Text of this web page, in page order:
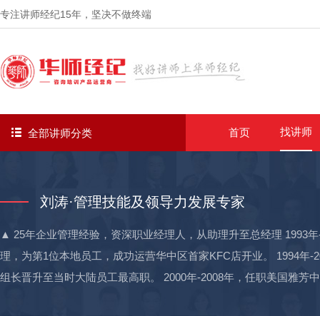
专注讲师经纪15年 ，坚决不做终端
全部讲师分类 首页 找讲师
刘涛·管理技能及领导力发展专家
▲ 25年企业管理经验，资深职业经理人，从助理升至总经理 1993
理，为第1位本地员工，成功运营华中区首家KFC店开业。 1994年
组长晋升至当时大陆员工最高职。 2000年-2008年，任职美国雅芳